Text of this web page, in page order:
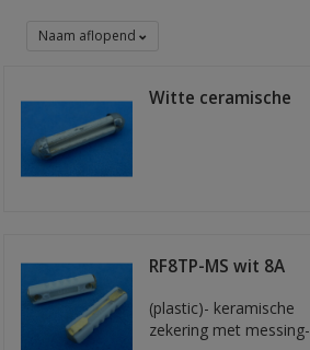
Naam aflopend
Witte ceramische
RF8TP-MS wit 8A
(plastic)- keramische
zekering met messing-